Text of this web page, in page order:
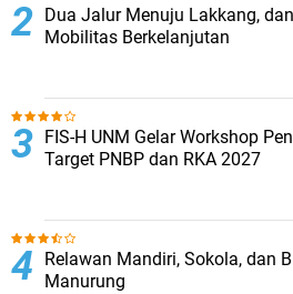
Dua Jalur Menuju Lakkang,
Mobilitas Berkelanjutan
FIS-H UNM Gelar Workshop
Target PNBP dan RKA 2027
Relawan Mandiri, Sokola, dan
Manurung